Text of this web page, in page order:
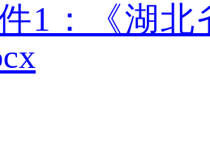
1：《湖